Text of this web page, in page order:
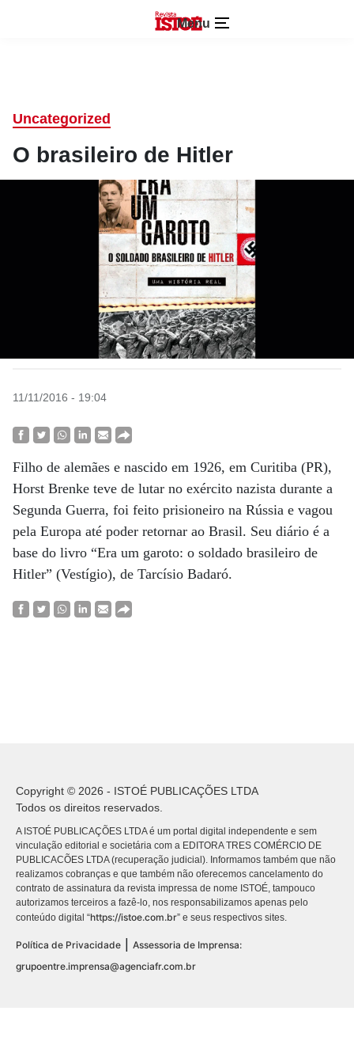
Menu
Uncategorized
O brasileiro de Hitler
11/11/2016 - 19:04
Filho de alemães e nascido em 1926, em Curitiba (PR),
Horst Brenke teve de lutar no exército nazista durante a
Segunda Guerra, foi feito prisioneiro na Rússia e vagou
pela Europa até poder retornar ao Brasil. Seu diário é a
base do livro “Era um garoto: o soldado brasileiro de
Hitler” (Vestígio), de Tarcísio Badaró.
Copyright © 2026 - ISTOÉ PUBLICAÇÕES LTDA
Todos os direitos reservados.
A ISTOÉ PUBLICAÇÕES LTDA é um portal digital independente e sem
vinculação editorial e societária com a EDITORA TRES COMÉRCIO DE
PUBLICACÕES LTDA (recuperação judicial). Informamos também que não
realizamos cobranças e que também não oferecemos cancelamento do
contrato de assinatura da revista impressa de nome ISTOÉ, tampouco
autorizamos terceiros a fazê-lo, nos responsabilizamos apenas pelo
conteúdo digital “https://istoe.com.br” e seus respectivos sites.
Política de Privacidade
Assessoria de Imprensa:
grupoentre.imprensa@agenciafr.com.br